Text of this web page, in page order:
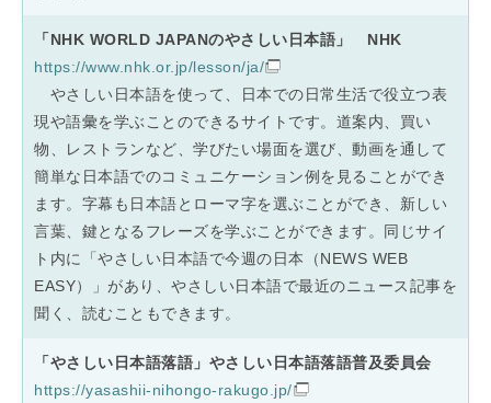
「NHK WORLD JAPANのやさしい日本語」 NHK
https://www.nhk.or.jp/lesson/ja/
やさしい日本語を使って、日本での日常生活で役立つ表
現や語彙を学ぶことのできるサイトです。道案内、買い
物、レストランなど、学びたい場面を選び、動画を通して
簡単な日本語でのコミュニケーション例を見ることができ
ます。字幕も日本語とローマ字を選ぶことができ、新しい
言葉、鍵となるフレーズを学ぶことができます。同じサイ
ト内に「やさしい日本語で今週の日本（NEWS WEB
EASY）」があり、やさしい日本語で最近のニュース記事を
聞く、読むこともできます。
「やさしい日本語落語」やさしい日本語落語普及委員会
https://yasashii-nihongo-rakugo.jp/